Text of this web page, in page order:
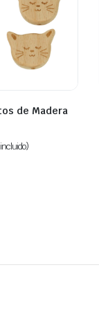
de Madera